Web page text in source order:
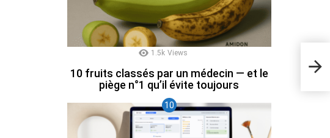
la
1.5k Views
10 fruits classés par un médecin — et le
piège n°1 qu’il évite toujours